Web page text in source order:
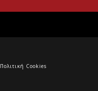
Πολιτική Cookies